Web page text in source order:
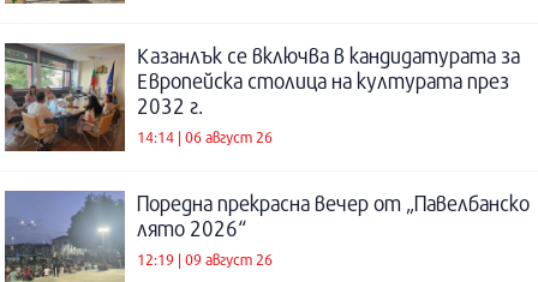
Казанлък се включва в кандидатурата за
Европейска столица на културата през
2032 г.
14:14 | 06 август 26
Поредна прекрасна вечер от „Павелбанско
лято 2026“
12:19 | 09 август 26